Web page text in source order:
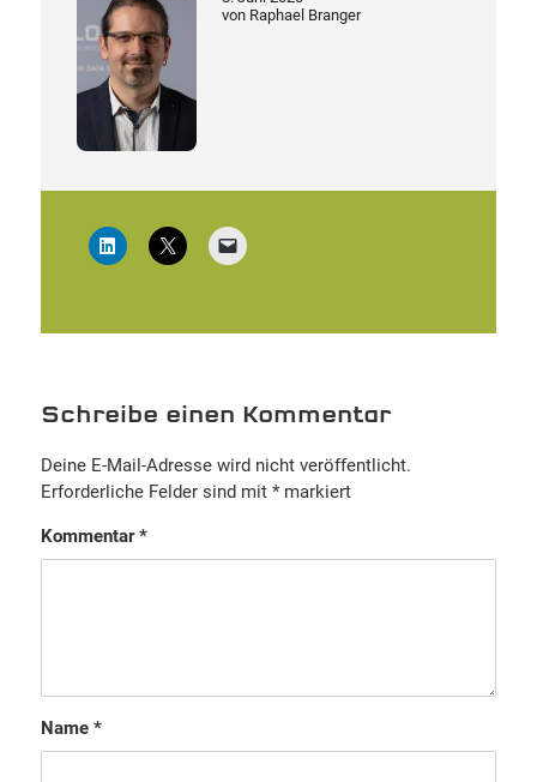
von Raphael Branger
Schreibe einen Kommentar
Deine E-Mail-Adresse wird nicht veröffentlicht.
Erforderliche Felder sind mit *markiert
Kommentar*
Name *